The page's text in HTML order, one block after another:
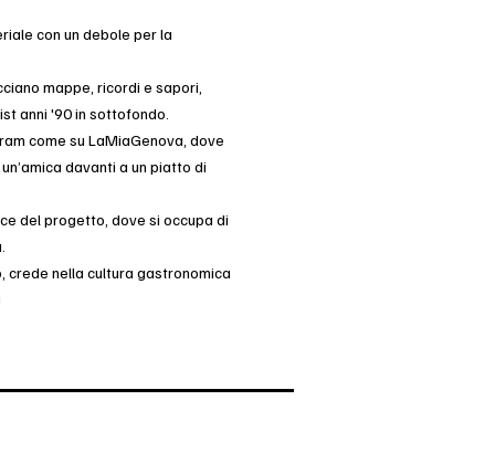
con un debole per la
mappe, ricordi e sapori,
anni '90 in sottofondo.
come su LaMiaGenova, dove
davanti a un piatto di
del progetto, dove si occupa di
crede nella cultura gastronomica